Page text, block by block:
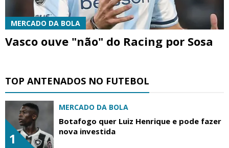
MERCADO DA BOLA
Vasco ouve "não" do Racing por Sosa
TOP ANTENADOS NO FUTEBOL
1
MERCADO DA BOLA
Botafogo quer Luiz Henrique e pode fazer
nova investida